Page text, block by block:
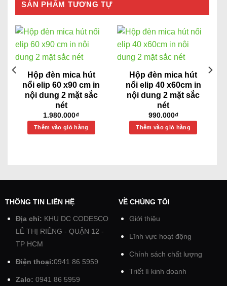
SẢN PHẨM TƯƠNG TỰ
Hộp đèn mica hút
nổi elip 60 x90 cm in
nội dung 2 mặt sắc
nét
1.980.000₫
Thêm vào giỏ hàng
Hộp đèn mica hút
nổi elip 40 x60cm in
nội dung 2 mặt sắc
nét
990.000₫
Thêm vào giỏ hàng
THÔNG TIN LIÊN HỆ
Địa chỉ: KHU DC CODESCO
LÊ THỊ RIÊNG - QUẬN 12 -
TP HCM
Điện thoại:0941 86 5959
Zalo: 0941 86 5959
VỀ CHÚNG TÔI
Giới thiệu
Lĩnh vực hoạt động
Chính sách chất lượng
Triết lí kinh doanh